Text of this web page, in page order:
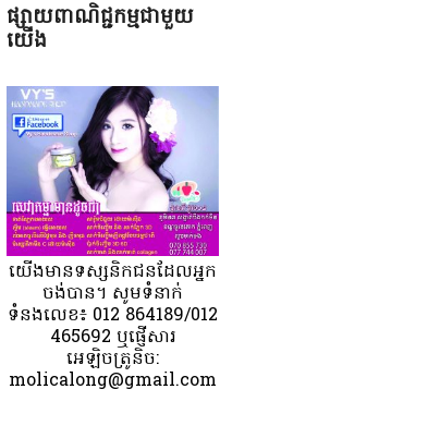
ផ្សាយពាណិជ្ជកម្មជាមួយ
យើង
យេីងមានទស្សនិកជនដែលអ្នក
ចង់បាន។ សូមទំនាក់
ទំនងលេខ៖ 012 864189/012
465692 ឬផ្ញើសារ
អេឡិចត្រូនិច:
molicalong@gmail.com